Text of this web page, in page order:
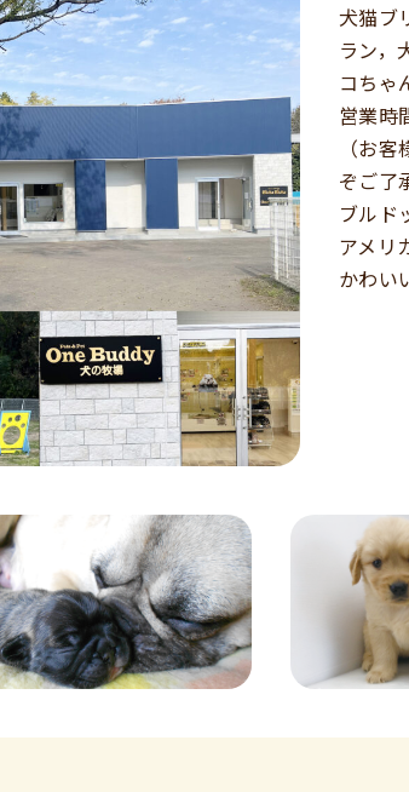
犬猫ブ
ラン，
コちゃ
営業時
（お
ぞご了
ブルド
アメリ
かわい